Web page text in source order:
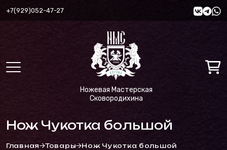
+7(929)052-47-27
Ножевая Мастерская
Сковородихина
Нож Чукотка большой
Главная Товары Нож Чукотка большой